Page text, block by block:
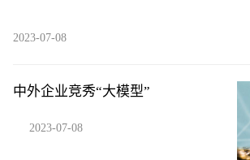
2023-07-08
中外企业竞秀“大模型”
2023-07-08